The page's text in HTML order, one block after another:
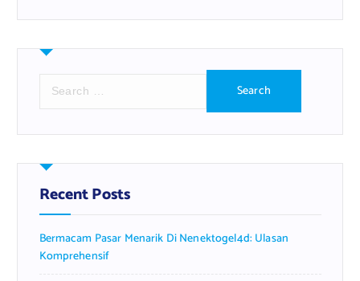
r
h
f
o
:
Recent Posts
Bermacam Pasar Menarik Di Nenektogel4d: Ulasan
Komprehensif